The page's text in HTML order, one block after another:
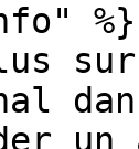
%}